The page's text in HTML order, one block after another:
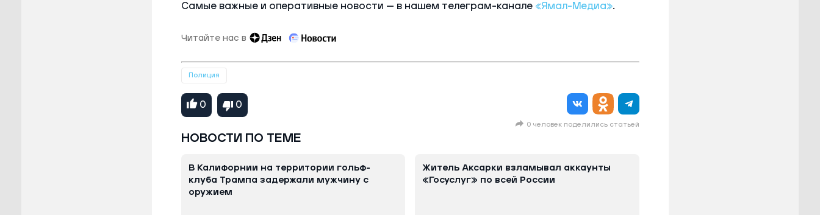
Самые важные и оперативные новости — в нашем телеграм-канале «Ямал-Медиа».
Читайте нас в
Полиция
0 0
0 человек поделились статьей
НОВОСТИ ПО ТЕМЕ
В Калифорнии на территории гольф-
клуба Трампа задержали мужчину с
оружием
Житель Аксарки взламывал аккаунты
«Госуслуг» по всей России